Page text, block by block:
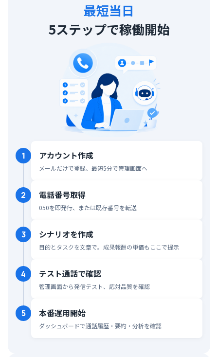
最短当日
5ステップで稼働開始
1 アカウント作成
メールだけで登録、最短5分で管理画面へ
2 電話番号取得
050を即発行、または既存番号を転送
3 シナリオを作成
目的とタスクを文章で。成果報酬の単価もここで提示
4 テスト通話で確認
管理画面から発信テスト、応対品質を確認
5 本番運用開始
ダッシュボードで通話履歴・要約・分析を確認